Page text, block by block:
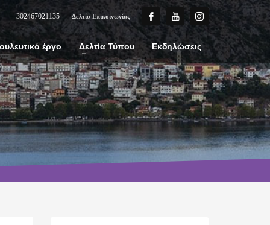
+302467021135 Δελτίο Επικοινωνίας
έργο Δελτία Τύπου Εκδηλώσεις